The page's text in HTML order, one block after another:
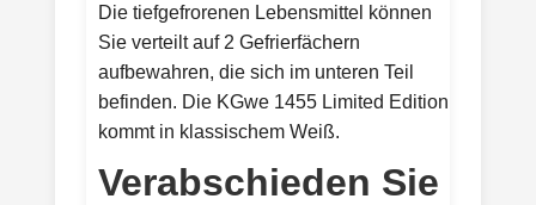
Die tiefgefrorenen Lebensmittel können
Sie verteilt auf 2 Gefrierfächern
aufbewahren, die sich im unteren Teil
befinden. Die KGwe 1455 Limited Edition
kommt in klassischem Weiß.
Verabschieden Sie